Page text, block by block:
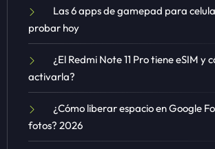
Las 6 apps de gamepad para
probar hoy
¿El Redmi Note 11 Pro tiene eSIM y
activarla?
¿Cómo liberar espacio en Google
fotos? 2026